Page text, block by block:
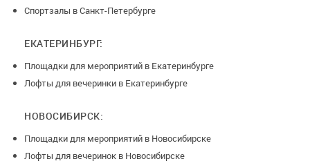
Спортзалы в Санкт-Петербурге
ЕКАТЕРИНБУРГ:
Площадки для мероприятий в Екатеринбурге
Лофты для вечеринки в Екатеринбурге
НОВОСИБИРСК:
Площадки для мероприятий в Новосибирске
Лофты для вечеринок в Новосибирске